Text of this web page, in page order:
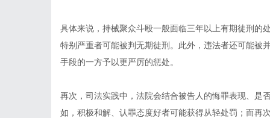
具体来说，持械聚众斗殴一般面临三年以上有期徒刑的
特别严重者可能被判无期徒刑。此外，违法者还可能被
手段的一方予以更严厉的惩处。
再次，司法实践中，法院会结合被告人的悔罪表现、是
如，积极和解、认罪态度好者可能获得从轻处罚；而再